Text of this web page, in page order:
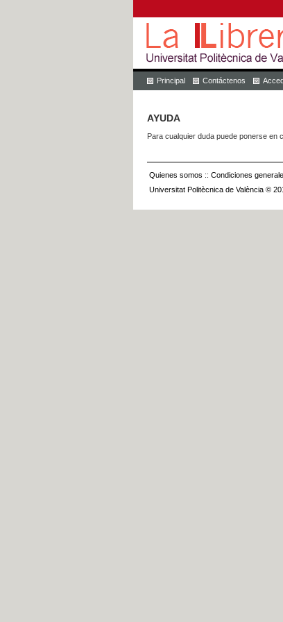
Principal Contáctenos
AYUDA
Para cualquier duda puede ponerse en
Quienes somos :: Condiciones
Universitat Politècnica de València ©